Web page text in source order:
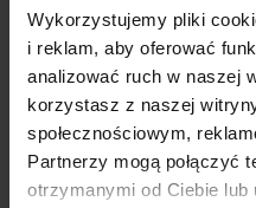
Wykorzystujemy pliki
i reklam, aby oferować
analizować ruch w naszej
korzystasz z naszej
społecznościowym,
Partnerzy mogą połączyć
otrzymanymi od Ciebie
otwarta Cleo Medium,
długości, 36 szerokości i
przede wszystkim zwrócić
otrzymała parametry
produktu można było
Kuweta otwarta Cleo
wykonana z wytrzymałego
wyróżnia się lekkością, a